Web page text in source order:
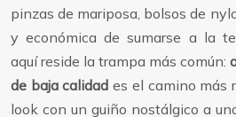
pinzas de mariposa, bolsos de
y económica de sumarse a la
aquí reside la trampa más común:
de baja calidad es el camino más
look con un guiño nostálgico a